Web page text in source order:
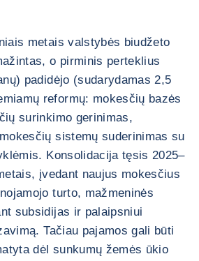
metais valstybės biudžeto
o pirminis perteklius
padidėjo (sudarydamas 2,5
reformų: mokesčių bazės
surinkimo gerinimas,
sistemų suderinimas su
Konsolidacija tęsis 2025–
įvedant naujus mokesčius
turto, mažmeninės
subsidijas ir palaipsniui
Tačiau pajamos gali būti
dėl sunkumų žemės ūkio